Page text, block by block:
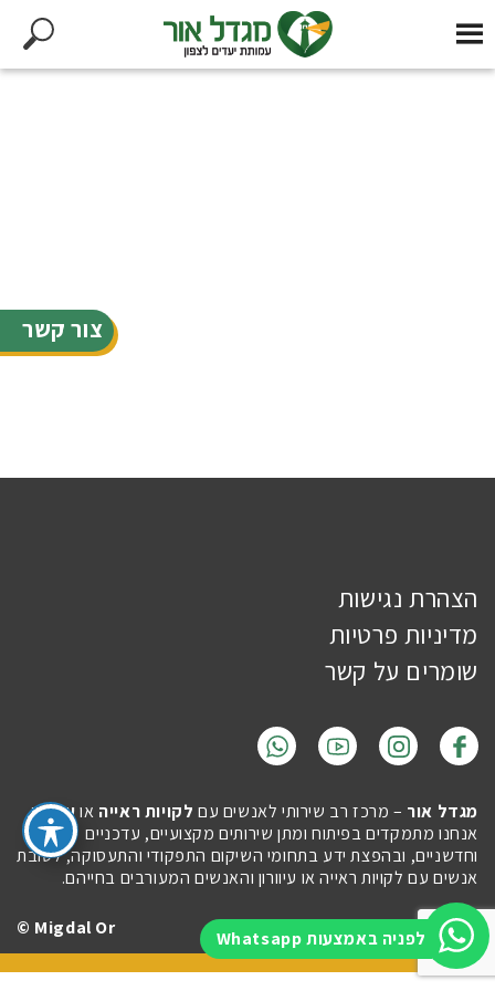
צור קשר
לפניה באמצעות Whatsapp
הצהרת נגישות
מדיניות פרטיות
שומרים על קשר
מגדל אור – מרכז רב שירותי לאנשים עם לקויות ראייה אועיוורון.
אנחנו מתמקדים בפיתוח ומתן שירותים מקצועיים, עדכניים
וחדשניים, ובהפצת ידע בתחומי השיקום התפקודי והתעסוקה, לטובת
אנשים עם לקויות ראייה או עיוורון והאנשים המעורבים בחייהם.
Imaginet
Migdal Or ©